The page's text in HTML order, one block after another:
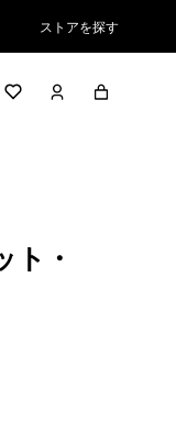
ストアを探す
ト・